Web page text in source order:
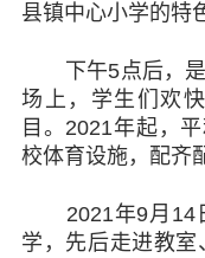
县镇中心小学的特
下午5点后，
场上，学生们欢
目。2021年起，
校体育设施，配齐
2021年9月14
学，先后走进教